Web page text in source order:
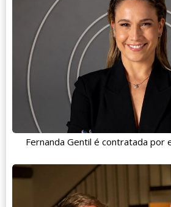
Fernanda Gentil é contratada por